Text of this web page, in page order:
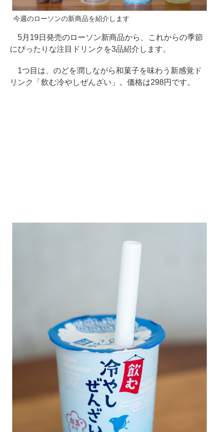
今週のローソンの新商品を紹介します
5月19日発売のローソン新商品から、これからの季節
にぴったりな注目ドリンクを3品紹介します。
1つ目は、のどを潤しながら和菓子を味わう新感覚ド
リンク「飲む冷やしぜんざい」。価格は298円です。